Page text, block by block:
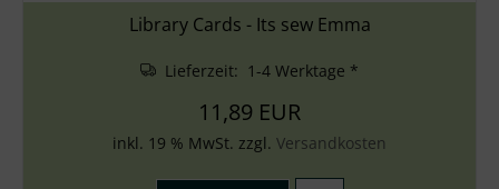
Library Cards - Its sew Emma
Lieferzeit: 1-4 Werktage *
11,89 EUR
inkl. 19 % MwSt. zzgl. Versandkosten